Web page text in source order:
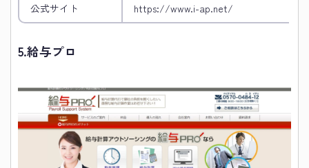
公式サイト https://www.i-ap.net/
5.給与プロ